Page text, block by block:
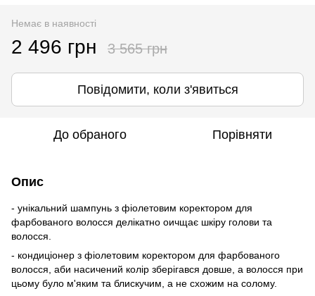
Немає в наявності
2 496 грн 3 565 грн
Повідомити, коли з'явиться
До обраного Порівняти
Опис
- унікальний шампунь з фіолетовим коректором для
фарбованого волосся делікатно оичщає шкіру голови та
волосся.
- кондиціонер з фіолетовим коректором для фарбованого
волосся, аби насичений колір зберігався довше, а волосся при
цьому було м'яким та блискучим, а не схожим на солому.